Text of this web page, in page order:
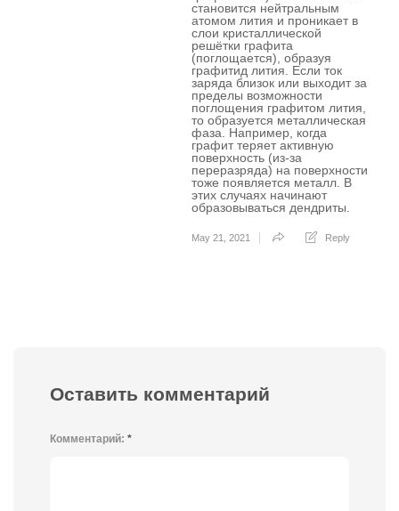
становится нейтральным
атомом лития и проникает в
слои кристаллической
решётки графита
(поглощается), образуя
графитид лития. Если ток
заряда близок или выходит за
пределы возможности
поглощения графитом лития,
то образуется металлическая
фаза. Например, когда
графит теряет активную
поверхность (из-за
переразряда) на поверхности
тоже появляется металл. В
этих случаях начинают
образовываться дендриты.
May 21, 2021 Reply
Оставить комментарий
Комментарий: *